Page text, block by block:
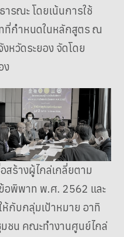
ารณะ โดยเน้นการใช้
ที่กำหนดในหลักสูตร ณ
หวัดระยอง จัดโดย
ง
สร้างผู้ไกล่เกลี่ยตาม
พิพาท พ.ศ. 2562 และ
ห้กับกลุ่มเป้าหมาย อาทิ
ชน คณะทำงานศูนย์ไกล่